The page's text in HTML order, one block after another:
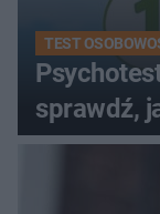
TEST
sprawdź,